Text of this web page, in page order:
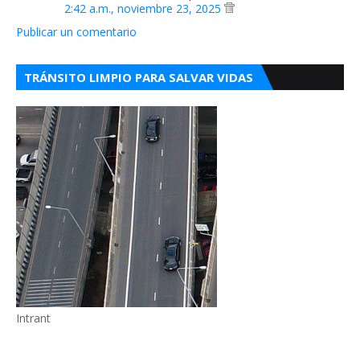
2:42 a.m., noviembre 23, 2025
Publicar un comentario
TRÁNSITO LIMPIO PARA SALVAR VIDAS
Intrant